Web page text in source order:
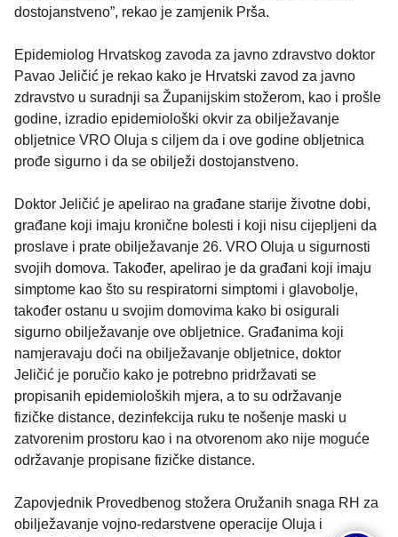
dostojanstveno”, rekao je zamjenik Prša.
Epidemiolog Hrvatskog zavoda za javno zdravstvo doktor
Pavao Jeličić je rekao kako je Hrvatski zavod za javno
zdravstvo u suradnji sa Županijskim stožerom, kao i prošle
godine, izradio epidemiološki okvir za obilježavanje
obljetnice VRO Oluja s ciljem da i ove godine obljetnica
prođe sigurno i da se obilježi dostojanstveno.
Doktor Jeličić je apelirao na građane starije životne dobi,
građane koji imaju kronične bolesti i koji nisu cijepljeni da
proslave i prate obilježavanje 26. VRO Oluja u sigurnosti
svojih domova. Također, apelirao je da građani koji imaju
simptome kao što su respiratorni simptomi i glavobolje,
također ostanu u svojim domovima kako bi osigurali
sigurno obilježavanje ove obljetnice. Građanima koji
namjeravaju doći na obilježavanje obljetnice, doktor
Jeličić je poručio kako je potrebno pridržavati se
propisanih epidemioloških mjera, a to su održavanje
fizičke distance, dezinfekcija ruku te nošenje maski u
zatvorenim prostoru kao i na otvorenom ako nije moguće
održavanje propisane fizičke distance.
Zapovjednik Provedbenog stožera Oružanih snaga RH za
obilježavanje vojno-redarstvene operacije Oluja i